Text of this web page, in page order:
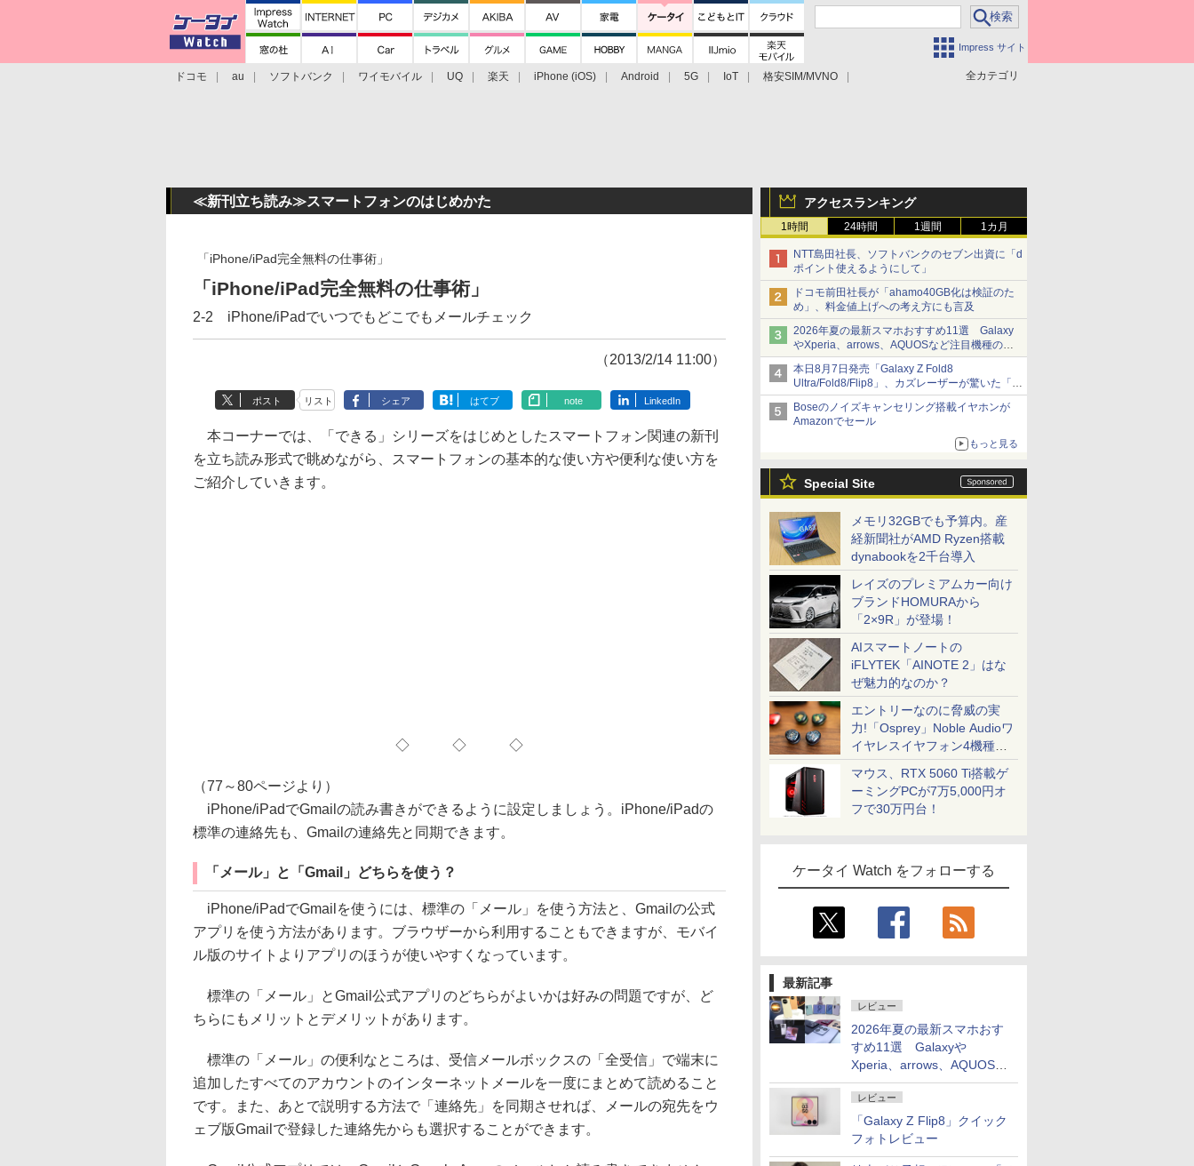
Impress サイト
全カテゴリ
ドコモ au ソフトバンク ワイモバイル UQ 楽天 iPhone (iOS) Android 5G IoT
格安SIM/MVNO
アクセスランキング
1時間 24時間 1週間 1カ月
NTT島田社長、ソフトバンクのセブン出資に「d
ポイント使えるようにして」
ドコモ前田社長が「ahamo40GB化は検証のた
め」、料金値上げへの考え方にも言及
2026年夏の最新スマホおすすめ11選 Galaxy
やXperia、arrows、AQUOSなど注目機種の特
徴は
本日8月7日発売「Galaxy Z Fold8
Ultra/Fold8/Flip8」、カズレーザーが驚いた「そ
ば屋のメニュー並みの薄さ」
Boseのノイズキャンセリング搭載イヤホンが
Amazonでセール
もっと見る
Special Site
メモリ32GBでも予算内。産
経新聞社がAMD Ryzen搭載
dynabookを2千台導入
レイズのプレミアムカー向け
ブランドHOMURAから
「2×9R」が登場！
AIスマートノートの
iFLYTEK「AINOTE 2」はな
ぜ魅力的なのか？
エントリーなのに脅威の実
力!「Osprey」Noble Audioワ
イヤレスイヤフォン4機種を
一気に聴く
マウス、RTX 5060 Ti搭載ゲ
ーミングPCが7万5,000円オ
フで30万円台！
ケータイ Watch をフォローする
最新記事
レビュー
2026年夏の最新スマホおす
すめ11選 Galaxyや
Xperia、arrows、AQUOSな
ど注目機種の特徴は
レビュー
「Galaxy Z Flip8」クイック
フォトレビュー
≪新刊立ち読み≫スマートフォンのはじめかた
「iPhone/iPad完全無料の仕事術」
「iPhone/iPad完全無料の仕事術」
2-2 iPhone/iPadでいつでもどこでもメールチェック
（2013/2/14 11:00）
ポスト リスト シェア はてブ note LinkedIn
本コーナーでは、「できる」シリーズをはじめとしたスマートフォン関連の新刊
を立ち読み形式で眺めながら、スマートフォンの基本的な使い方や便利な使い方を
ご紹介していきます。
◇ ◇ ◇
（77～80ページより）
iPhone/iPadでGmailの読み書きができるように設定しましょう。iPhone/iPadの
標準の連絡先も、Gmailの連絡先と同期できます。
「メール」と「Gmail」どちらを使う？
iPhone/iPadでGmailを使うには、標準の「メール」を使う方法と、Gmailの公式
アプリを使う方法があります。ブラウザーから利用することもできますが、モバイ
ル版のサイトよりアプリのほうが使いやすくなっています。
標準の「メール」とGmail公式アプリのどちらがよいかは好みの問題ですが、ど
ちらにもメリットとデメリットがあります。
標準の「メール」の便利なところは、受信メールボックスの「全受信」で端末に
追加したすべてのアカウントのインターネットメールを一度にまとめて読めること
です。また、あとで説明する方法で「連絡先」を同期させれば、メールの宛先をウ
ェブ版Gmailで登録した連絡先からも選択することができます。